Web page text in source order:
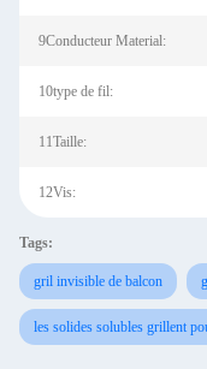
9Conducteur Material:
10type de fil:
11Taille:
12Vis:
Tags:
gril invisible de balcon
les solides solubles grillent